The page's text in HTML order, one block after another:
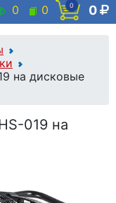
0 0 0 0
на дисковые
019 на